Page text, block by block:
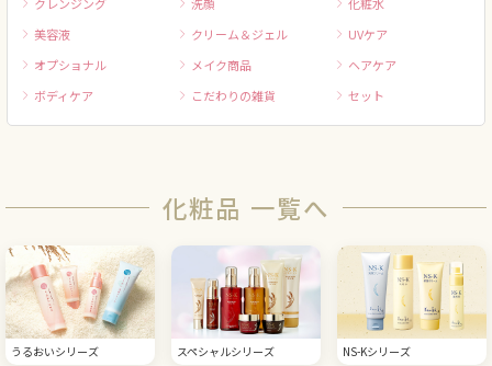
美容液
クリーム＆ジェル
UVケア
オプショナル
メイク商品
ヘアケア
ボディケア
こだわりの雑貨 セット
化粧品 一覧へ
うるおいシリーズ スペシャルシリーズ NS-Kシリーズ